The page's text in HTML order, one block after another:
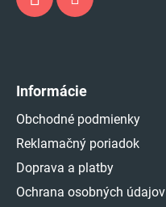
Informácie
Obchodné podmienky
Reklamačný poriadok
Doprava a platby
Ochrana osobných údajov